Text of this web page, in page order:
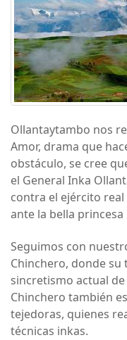
Ollantaytambo nos
Amor, drama que
obstáculo, se cree
el General Inka
contra el ejército
ante la bella
Seguimos con
Chinchero, donde
sincretismo actual
Chinchero también
tejedoras, quienes
técnicas inkas.